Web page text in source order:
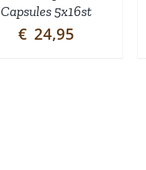
Capsules 5x16st
€ 24,95